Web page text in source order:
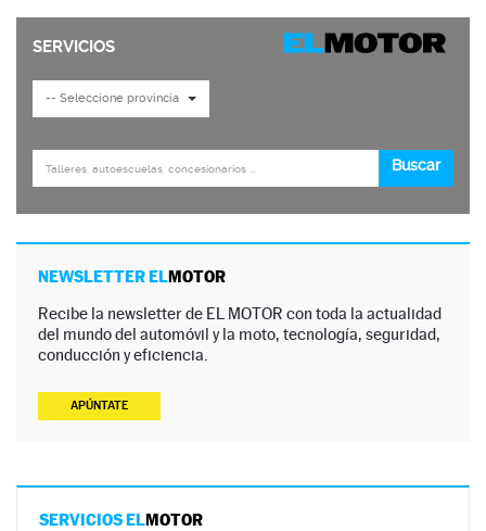
NEWSLETTER ELMOTOR
Recibe la newsletter de EL MOTOR con toda la actualidad
del mundo del automóvil y la moto, tecnología, seguridad,
conducción y eficiencia.
APÚNTATE
SERVICIOS ELMOTOR